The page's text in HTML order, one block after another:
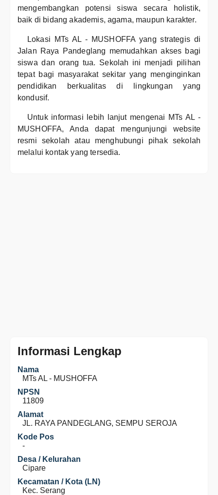
mengembangkan potensi siswa secara holistik,
baik di bidang akademis, agama, maupun karakter.
Lokasi MTs AL - MUSHOFFA yang strategis di
Jalan Raya Pandeglang memudahkan akses bagi
siswa dan orang tua. Sekolah ini menjadi pilihan
tepat bagi masyarakat sekitar yang menginginkan
pendidikan berkualitas di lingkungan yang
kondusif.
Untuk informasi lebih lanjut mengenai MTs AL -
MUSHOFFA, Anda dapat mengunjungi website
resmi sekolah atau menghubungi pihak sekolah
melalui kontak yang tersedia.
Informasi Lengkap
Nama
MTs AL - MUSHOFFA
NPSN
11809
Alamat
JL. RAYA PANDEGLANG, SEMPU SEROJA
Kode Pos
-
Desa / Kelurahan
Cipare
Kecamatan / Kota (LN)
Kec. Serang